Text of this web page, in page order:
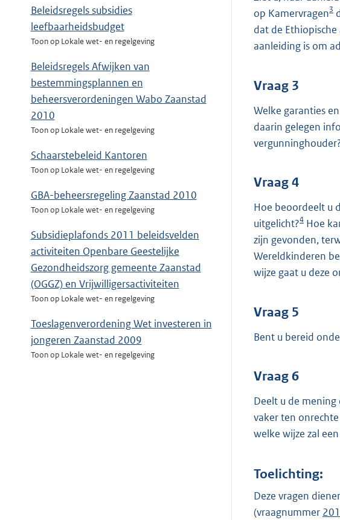
Beleidsregels subsidies
leefbaarheidsbudget
Toon op Lokale wet- en regelgeving
Beleidsregels Afwijken van
bestemmingsplannen en
beheersverordeningen Wabo Zaanstad
2010
Toon op Lokale wet- en regelgeving
Schaarstebeleid Kantoren
Toon op Lokale wet- en regelgeving
GBA-beheersregeling Zaanstad 2010
Toon op Lokale wet- en regelgeving
Subsidieplafonds 2011 beleidsvelden
activiteiten Openbare Geestelijke
Gezondheidszorg gemeente Zaanstad
(OGGZ) en Vrijwilligersactiviteiten
Toon op Lokale wet- en regelgeving
Toeslagenverordening Wet investeren in
jongeren Zaanstad 2009
Toon op Lokale wet- en regelgeving
op Kamervragen3
dat de
aanleiding is om
Vraag 3
Welke garanties
daarin gelegen
Vraag 4
Hoe beoordeelt u
uitgelicht?4 Hoe
zijn gevonden,
Wereldkinderen
wijze gaat u deze
Vraag 5
Bent u bereid
Vraag 6
Deelt u de
vaker ten
welke wijze zal
Toelichting:
Deze vragen
(vraagnummer